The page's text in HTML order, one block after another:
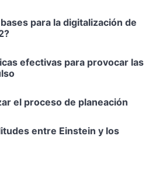
para la digitalización de
efectivas para provocar las
el proceso de planeación
entre Einstein y los